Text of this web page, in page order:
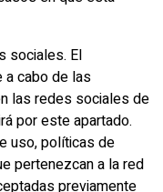
sociales. El
cabo de las
las redes sociales de
por este apartado.
uso, políticas de
pertenezcan a la red
previamente